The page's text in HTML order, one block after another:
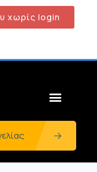
χωρίς login